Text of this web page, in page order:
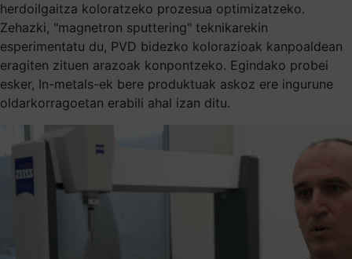
herdoilgaitza koloratzeko prozesua optimizatzeko.
Zehazki, "magnetron sputtering" teknikarekin
esperimentatu du, PVD bidezko kolorazioak kanpoaldean
eragiten zituen arazoak konpontzeko. Egindako probei
esker, In-metals-ek bere produktuak askoz ere ingurune
oldarkorragoetan erabili ahal izan ditu.